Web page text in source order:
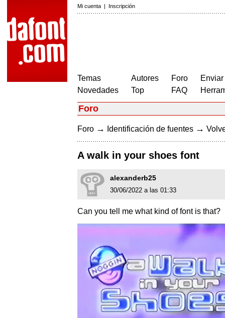
Mi cuenta | Inscripción
Temas
Novedades
Autores
Top
Foro
FAQ
Foro
Foro → Identificación de fuentes →
A walk in your shoes font
alexanderb25
30/06/2022 a las 01:33
Can you tell me what kind of font is that?